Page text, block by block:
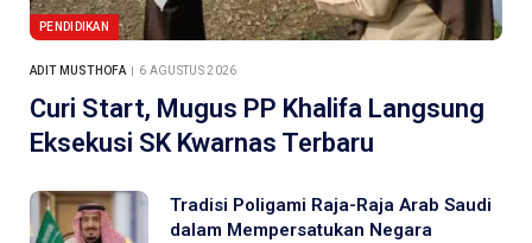
PENDIDIKAN
ADIT MUSTHOFA 6 AGUSTUS 2026
Curi Start, Mugus PP Khalifa Langsung
Eksekusi SK Kwarnas Terbaru
Tradisi Poligami Raja-Raja Arab Saudi
dalam Mempersatukan Negara